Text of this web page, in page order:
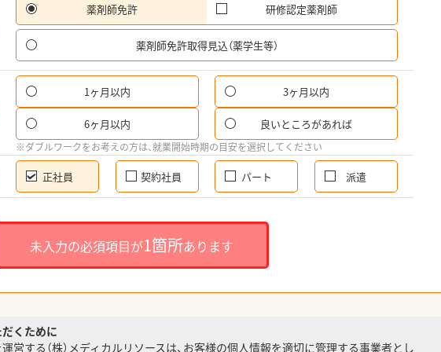
薬剤師免許 研修認定薬剤師
薬剤師免許取得見込（薬学生等）
1ヶ月以内 3ヶ月以内
6ヶ月以内 良いところがあれば
※ダブルワークをお考えの方は、就業開始時期の目安を選択してください
正社員 契約社員 パート 派遣
未入力の必須項目が1箇所あります
くために
営する（株）メディカルリソースは、お客様の個人情報を適切に管理する事業者とし